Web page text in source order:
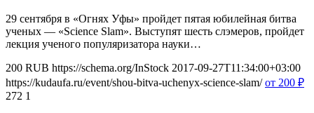
29 сентября в «Огнях Уфы» пройдет пятая юбилейная битва
ученых — «Science Slam». Выступят шесть слэмеров, пройдет
лекция ученого популяризатора науки…
200 RUB https://schema.org/InStock 2017-09-27T11:34:00+03:00
https://kudaufa.ru/event/shou-bitva-uchenyx-science-slam/ от 200 ₽
272 1